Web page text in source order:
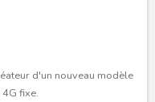
d'un nouveau modèle
fixe.